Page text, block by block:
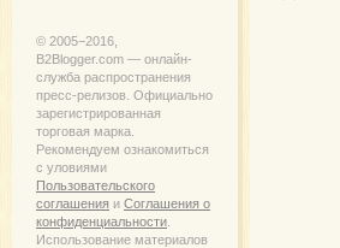
© 2005−2016,
B2Blogger.com — онлайн-
служба распространения
пресс-релизов. Официально
зарегистрированная
торговая марка.
Рекомендуем ознакомиться
с уловиями
Пользовательского
соглашения и Соглашения о
конфиденциальности
Использование материалов